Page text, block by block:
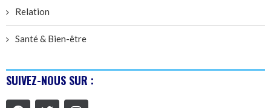
Relation
Santé & Bien-être
SUIVEZ-NOUS SUR :